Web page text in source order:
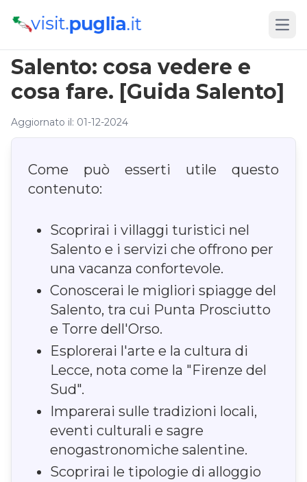
Salento: cosa vedere e
cosa fare. [Guida Salento]
Aggiornato il: 01-12-2024
Come può esserti utile questo
contenuto:
Scoprirai i villaggi turistici nel
Salento e i servizi che offrono per
una vacanza confortevole.
Conoscerai le migliori spiagge del
Salento, tra cui Punta Prosciutto
e Torre dell'Orso.
Esplorerai l'arte e la cultura di
Lecce, nota come la "Firenze del
Sud".
Imparerai sulle tradizioni locali,
eventi culturali e sagre
enogastronomiche salentine.
Scoprirai le tipologie di alloggio